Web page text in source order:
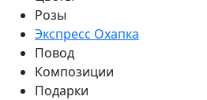
Розы
Экспресс Охапка
Повод
Композиции
Подарки